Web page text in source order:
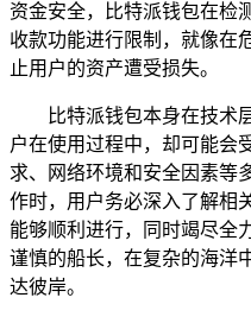
资金安全，比特派钱包在检
收款功能进行限制，就像在
止用户的资产遭受损失。
比特派钱包本身在技术
户在使用过程中，却可能会
求、网络环境和安全因素等
作时，用户务必深入了解相
能够顺利进行，同时竭尽全
谨慎的船长，在复杂的海洋
达彼岸。